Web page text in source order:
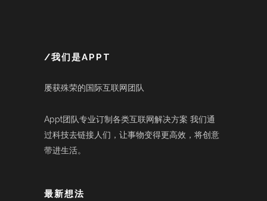
/我们是APPT
屡获殊荣的国际互联网团队
Appt团队专业订制各类互联网解决方案 我们通
过科技去链接人们，让事物变得更高效，将创意
带进生活。
最新想法